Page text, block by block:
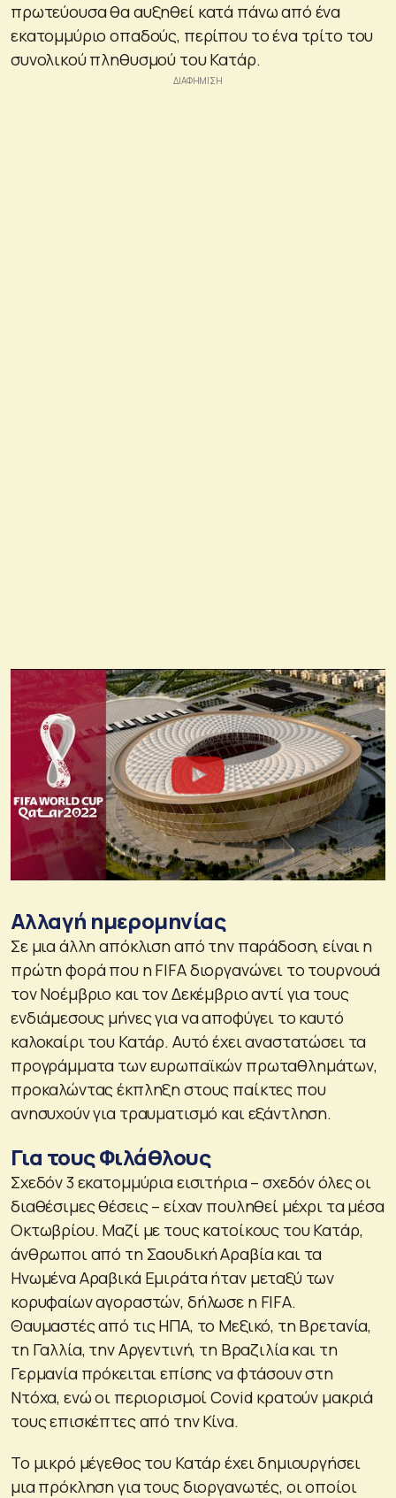
πρωτεύουσα θα αυξηθεί κατά πάνω από ένα
εκατομμύριο οπαδούς, περίπου το ένα τρίτο του
συνολικού πληθυσμού του Κατάρ.
Αλλαγή ημερομηνίας
Σε μια άλλη απόκλιση από την παράδοση, είναι η
πρώτη φορά που η FIFA διοργανώνει το τουρνουά
τον Νοέμβριο και τον Δεκέμβριο αντί για τους
ενδιάμεσους μήνες για να αποφύγει το καυτό
καλοκαίρι του Κατάρ. Αυτό έχει αναστατώσει τα
προγράμματα των ευρωπαϊκών πρωταθλημάτων,
προκαλώντας έκπληξη στους παίκτες που
ανησυχούν για τραυματισμό και εξάντληση.
Για τους Φιλάθλους
Σχεδόν 3 εκατομμύρια εισιτήρια – σχεδόν όλες οι
διαθέσιμες θέσεις – είχαν πουληθεί μέχρι τα μέσα
Οκτωβρίου. Μαζί με τους κατοίκους του Κατάρ,
άνθρωποι από τη Σαουδική Αραβία και τα
Ηνωμένα Αραβικά Εμιράτα ήταν μεταξύ των
κορυφαίων αγοραστών, δήλωσε η FIFA.
Θαυμαστές από τις ΗΠΑ, το Μεξικό, τη Βρετανία,
τη Γαλλία, την Αργεντινή, τη Βραζιλία και τη
Γερμανία πρόκειται επίσης να φτάσουν στη
Ντόχα, ενώ οι περιορισμοί Covid κρατούν μακριά
τους επισκέπτες από την Κίνα.
Το μικρό μέγεθος του Κατάρ έχει δημιουργήσει
μια πρόκληση για τους διοργανωτές, οι οποίοι